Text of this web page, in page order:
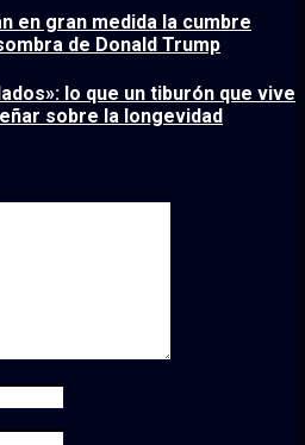
en gran medida la cumbre
de Donald Trump
lo que un tiburón que vive
sobre la longevidad